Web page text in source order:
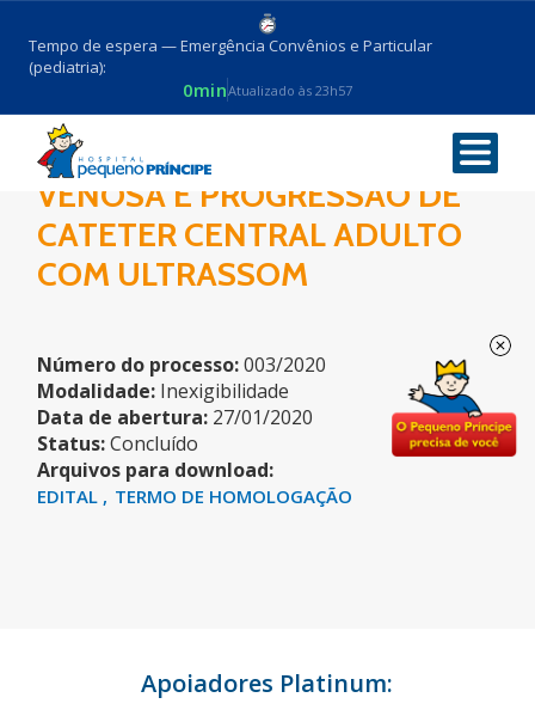
Tempo de espera — Emergência Convênios e Particular
(pediatria):
0minAtualizado às 23h57
SIMULADOR PARA PUNÇÃO
VENOSA E PROGRESSÃO DE
CATETER CENTRAL ADULTO
COM ULTRASSOM
Número do processo:003/2020
Modalidade: Inexigibilidade
Data de abertura: 27/01/2020
Status:Concluído
Arquivos para download:
EDITAL TERMO DE HOMOLOGAÇÃO
Apoiadores Platinum: